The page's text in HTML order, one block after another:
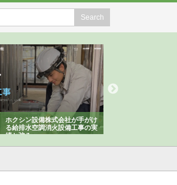
ホクシン設備株式会社が手がけ
る給排水空調消火設備工事の実
績と強み